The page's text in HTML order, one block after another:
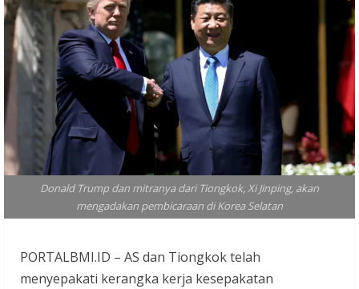
Donald Trump dan mitranya dari Tiongkok, Xi Jinping, akan
mengadakan pembicaraan di Korea Selatan
PORTALBMI.ID – AS dan Tiongkok telah
menyepakati kerangka kerja kesepakatan